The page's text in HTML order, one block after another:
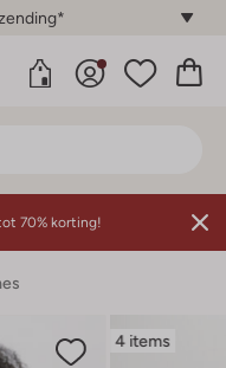
70% korting!
4 items